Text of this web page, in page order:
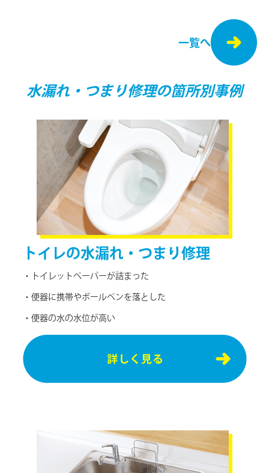
一覧へ
水漏れ・つまり修理の箇所別事例
トイレの水漏れ・つまり修理
・トイレットペーパーが詰まった
・便器に携帯やボールペンを落とした
・便器の⽔の⽔位が⾼い